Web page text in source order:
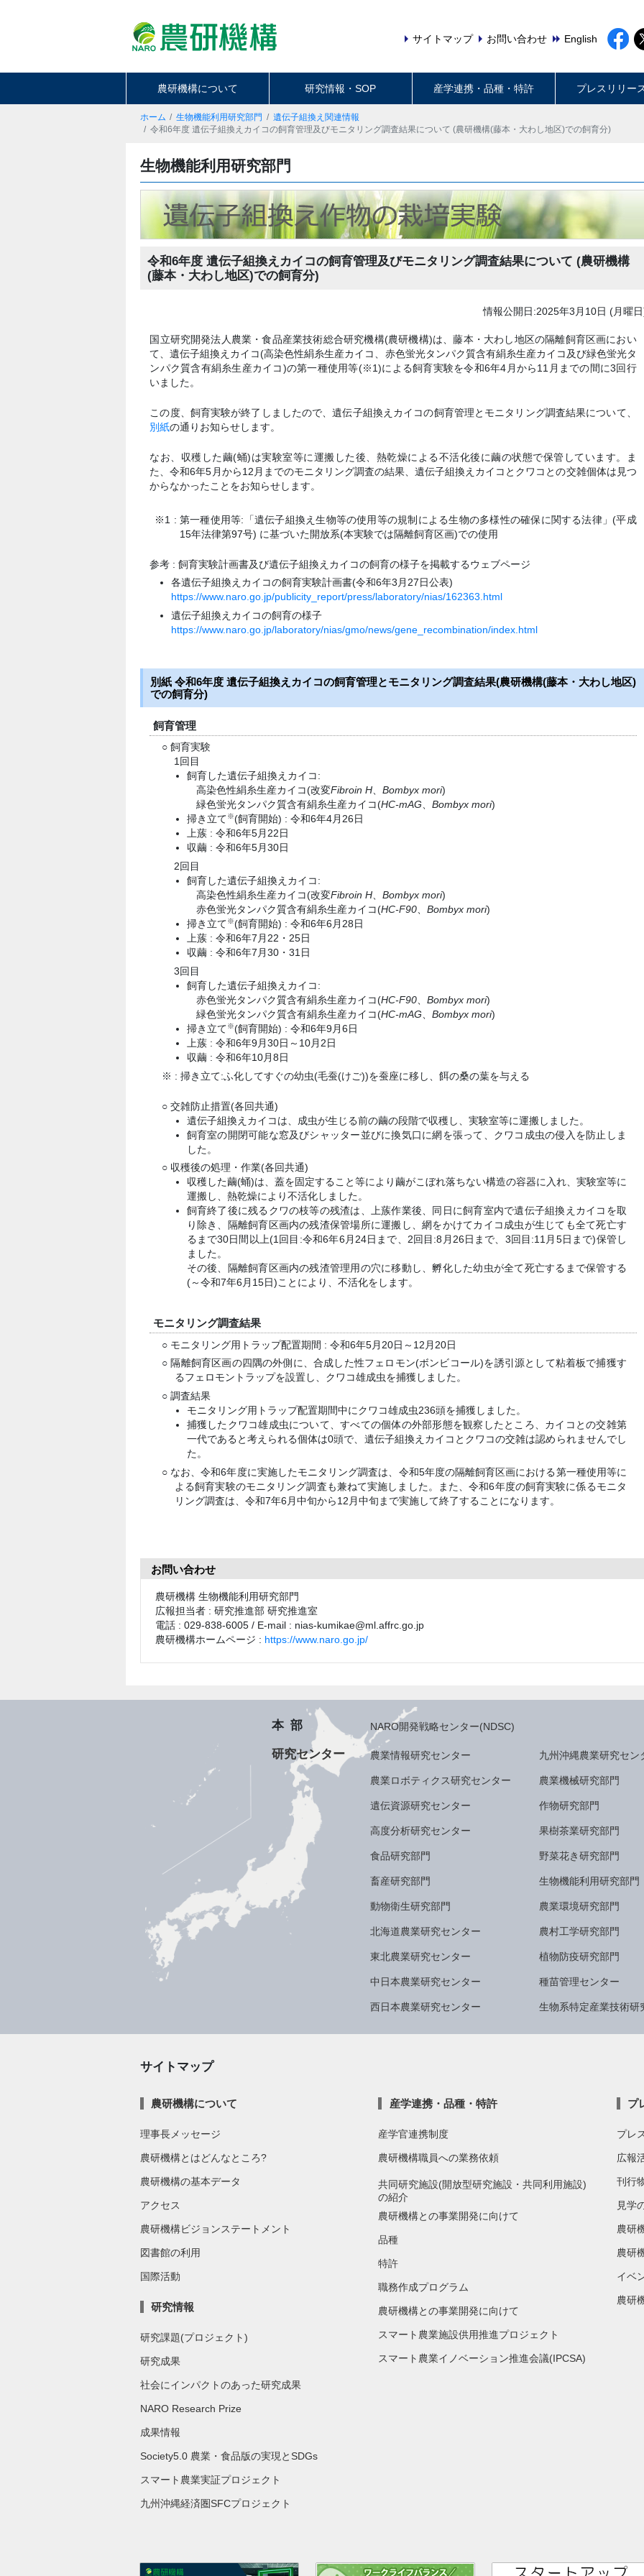
サイトマップ お問い合わせ English
農研機構について 研究情報・SOP 産学連携・品種・特許 プレスリリー
ホーム 生物機能利用研究部門
遺伝子組換え関連情報
令和6年度 遺伝子組換えカイコの飼育管理及びモニタリング調査結果について (農研機構(藤本・大わし地区)での飼育分)
生物機能利用研究部門
令和6年度 遺伝子組換えカイコの飼育管理及びモニタリング調査結果について (農研機構
(藤本・大わし地区)での飼育分)
情報公開日:2025年3月10日 (月曜
国立研究開発法人農業・食品産業技術総合研究機構(農研機構)は、藤本・大わし地区の隔離飼育区画におい
て、遺伝子組換えカイコ(高染色性絹糸生産カイコ、赤色蛍光タンパク質含有絹糸生産カイコ及び緑色蛍光タ
ンパク質含有絹糸生産カイコ)の第一種使用等(※1)による飼育実験を令和6年4月から11月までの間に3回行
いました。
この度、飼育実験が終了しましたので、遺伝子組換えカイコの飼育管理とモニタリング調査結果について、
別紙の通りお知らせします。
なお、収穫した繭(蛹)は実験室等に運搬した後、熱乾燥による不活化後に繭の状態で保管しています。ま
た、令和6年5月から12月までのモニタリング調査の結果、遺伝子組換えカイコとクワコとの交雑個体は見つ
からなかったことをお知らせします。
※1 : 第一種使用等:「遺伝子組換え生物等の使用等の規制による生物の多様性の確保に関する法律」(平成
15年法律第97号) に基づいた開放系(本実験では隔離飼育区画)での使用
参考 : 飼育実験計画書及び遺伝子組換えカイコの飼育の様子を掲載するウェブページ
各遺伝子組換えカイコの飼育実験計画書(令和6年3月27日公表)
https://www.naro.go.jp/publicity_report/press/laboratory/nias/162363.html
遺伝子組換えカイコの飼育の様子
https://www.naro.go.jp/laboratory/nias/gmo/news/gene_recombination/index.html
別紙 令和6年度 遺伝子組換えカイコの飼育管理とモニタリング調査結果(農研機構(藤本・大わし地区)
での飼育分)
飼育管理
○ 飼育実験
1回目
飼育した遺伝子組換えカイコ:
高染色性絹糸生産カイコ(改変Fibroin H、Bombyx mori)
緑色蛍光タンパク質含有絹糸生産カイコ(HC-mAG、Bombyx mori)
掃き立て※(飼育開始) : 令和6年4月26日
上蔟 : 令和6年5月22日
収繭 : 令和6年5月30日
2回目
飼育した遺伝子組換えカイコ:
高染色性絹糸生産カイコ(改変Fibroin H 、Bombyx mori)
赤色蛍光タンパク質含有絹糸生産カイコ(HC-F90 、Bombyx mori)
掃き立て※(飼育開始) : 令和6年6月28日
上蔟 : 令和6年7月22・25日
収繭 : 令和6年7月30・31日
3回目
飼育した遺伝子組換えカイコ:
赤色蛍光タンパク質含有絹糸生産カイコ(HC-F90 、Bombyx mori)
緑色蛍光タンパク質含有絹糸生産カイコ(HC-mAG 、Bombyx mori)
掃き立て※(飼育開始) : 令和6年9月6日
上蔟 : 令和6年9月30日～10月2日
収繭 : 令和6年10月8日
※ : 掃き立て:ふ化してすぐの幼虫(毛蚕(けご))を蚕座に移し、餌の桑の葉を与える
○ 交雑防止措置(各回共通)
遺伝子組換えカイコは、成虫が生じる前の繭の段階で収穫し、実験室等に運搬しました。
飼育室の開閉可能な窓及びシャッター並びに換気口に網を張って、クワコ成虫の侵入を防止しま
した。
○ 収穫後の処理・作業(各回共通)
収穫した繭(蛹)は、蓋を固定すること等により繭がこぼれ落ちない構造の容器に入れ、実験室等に
運搬し、熱乾燥により不活化しました。
飼育終了後に残るクワの枝等の残渣は、上蔟作業後、同日に飼育室内で遺伝子組換えカイコを取
り除き、隔離飼育区画内の残渣保管場所に運搬し、網をかけてカイコ成虫が生じても全て死亡す
るまで30日間以上(1回目:令和6年6月24日まで、2回目:8月26日まで、3回目:11月5日まで)保管し
ました。
その後、隔離飼育区画内の残渣管理用の穴に移動し、孵化した幼虫が全て死亡するまで保管する
(～令和7年6月15日)ことにより、不活化をします。
モニタリング調査結果
○ モニタリング用トラップ配置期間 : 令和6年5月20日～12月20日
○ 隔離飼育区画の四隅の外側に、合成した性フェロモン(ボンビコール)を誘引源として粘着板で捕獲す
るフェロモントラップを設置し、クワコ雄成虫を捕獲しました。
○ 調査結果
モニタリング用トラップ配置期間中にクワコ雄成虫236頭を捕獲しました。
捕獲したクワコ雄成虫について、すべての個体の外部形態を観察したところ、カイコとの交雑第
一代であると考えられる個体は0頭で、遺伝子組換えカイコとクワコの交雑は認められませんでし
た。
○ なお、令和6年度に実施したモニタリング調査は、令和5年度の隔離飼育区画における第一種使用等に
よる飼育実験のモニタリング調査も兼ねて実施しました。また、令和6年度の飼育実験に係るモニタ
リング調査は、令和7年6月中旬から12月中旬まで実施して終了することになります。
お問い合わせ
農研機構 生物機能利用研究部門
広報担当者 : 研究推進部 研究推進室
電話 : 029-838-6005 / E-mail : nias-kumikae@ml.affrc.go.jp
農研機構ホームページ : https://www.naro.go.jp/
本部 NARO開発戦略センター(NDSC)
研究センター 農業情報研究センター
農業ロボティクス研究センター
遺伝資源研究センター
高度分析研究センター
食品研究部門
畜産研究部門
動物衛生研究部門
北海道農業研究センター
東北農業研究センター
中日本農業研究センター
西日本農業研究センター
九州沖縄農業研究セン
農業機械研究部門
作物研究部門
果樹茶業研究部門
野菜花き研究部門
生物機能利用研究部門
農業環境研究部門
農村工学研究部門
植物防疫研究部門
種苗管理センター
生物系特定産業技術研
サイトマップ
農研機構について
理事長メッセージ
農研機構とはどんなところ?
農研機構の基本データ
アクセス
農研機構ビジョンステートメント
図書館の利用
国際活動
研究情報
研究課題(プロジェクト)
研究成果
社会にインパクトのあった研究成果
NARO Research Prize
成果情報
Society5.0 農業・食品版の実現とSDGs
スマート農業実証プロジェクト
九州沖縄経済圏SFCプロジェクト
産学連携・品種・特許
産学官連携制度
農研機構職員への業務依頼
共同研究施設(開放型研究施設・共同利用施設)
の紹介
農研機構との事業開発に向けて
品種
特許
職務作成プログラム
農研機構との事業開発に向けて
スマート農業施設供用推進プロジェクト
スマート農業イノベーション推進会議(IPCSA)
プ
プレ
広報
刊行
見学
農研
農研
イベ
農研